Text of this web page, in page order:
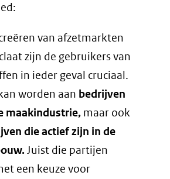
van afzetmarkten
zijn de gebruikers van
in ieder geval cruciaal.
worden aan bedrijven
maakindustrie, maar ook
die actief zijn in de
Juist die partijen
een keuze voor